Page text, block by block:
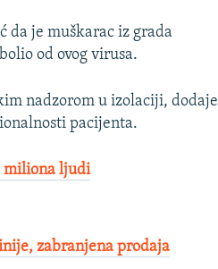
da je muškarac iz grada
od ovog virusa.
nadzorom u izolaciji, dodaje
pacijenta.
miliona ljudi
zabranjena prodaja